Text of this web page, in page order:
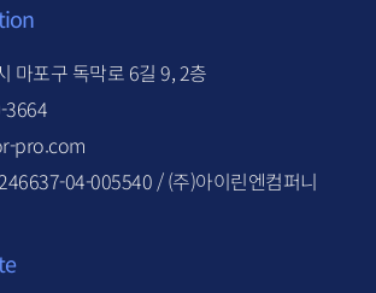
마포구 독막로 6길 9, 2층
3664
pro.com
04-005540 / (주)아이린엔컴퍼니